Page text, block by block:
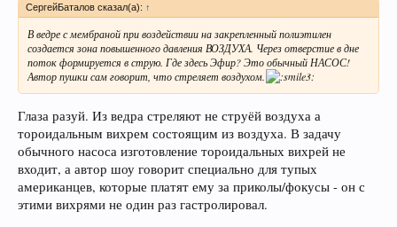
СергейБаталов сказал(а): ↑
В ведре с мембраной при воздействии на закрепленный полиэтилен
создается зона повышенного давления ВОЗДУХА. Через отверстие в дне
поток формируется в струю. Где здесь Эфир? Это обычный НАСОС!
Автор пушки сам говорит, что стреляет воздухом.
Глаза разуй. Из ведра стреляют не струёй воздуха а
тороидальным вихрем состоящим из воздуха. В задачу
обычного насоса изготовление тороидальных вихрей не
входит, а автор шоу говорит специально для тупых
американцев, которые платят ему за приколы/фокусы - он с
этими вихрями не один раз гастролировал.